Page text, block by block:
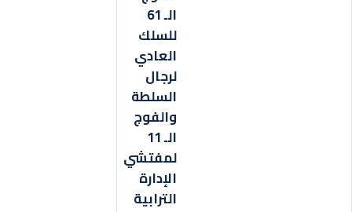
الـ 61
للسلك
العادي
لرجال
السلطة
والفوج
الـ 11
لمفتشي
الإدارة
الترابية